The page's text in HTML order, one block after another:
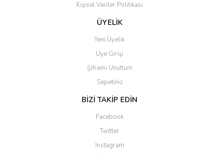
Kişisel Veriler Politikası
ÜYELİK
Yeni Üyelik
Üye Girişi
Şifremi Unuttum
Sepetiniz
BİZİ TAKİP EDİN
Facebook
Twitter
Instagram